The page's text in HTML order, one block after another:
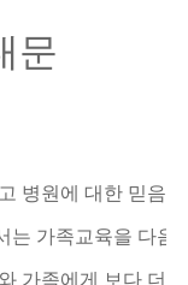
문
병원에 대한 믿음
는 가족교육을 다음
가족에게 보다 더